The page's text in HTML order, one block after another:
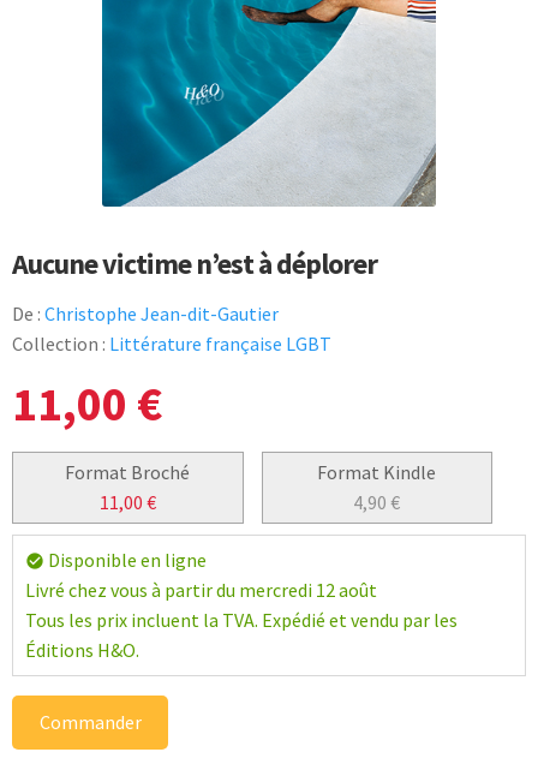
Aucune victime n’est à déplorer
De : Christophe Jean-dit-Gautier
Collection : Littérature française LGBT
11,00 €
Format Broché
11,00 €
Format Kindle
4,90€
check_circle Disponible en ligne
Livré chez vous à partir du mercredi 12 août
Tous les prix incluent la TVA. Expédié et vendu par les
Éditions H&O.
Commander